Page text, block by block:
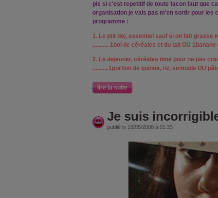
pis si c'est repetitif de toute facon faut que
organisation je vais pas m'en sortir pour les
programme :
1. Le ptit dej, essentiel sauf si on fait grasse
........... 1bol de céréales et du lait OU
2. Le dejeuner, céréales time pour ne pas
...........1portion de quinoa, riz, semoule OU
lire la suite
Je suis
publié le 18/05/2008 à 01:33